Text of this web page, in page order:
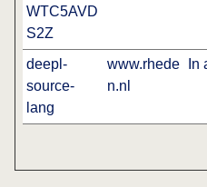
WTC5AVD
S2Z
deepl-
source-
lang
www.rhede
n.nl
In